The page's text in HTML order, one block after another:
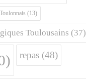
(13)
Toulousains (37)
repas (48)